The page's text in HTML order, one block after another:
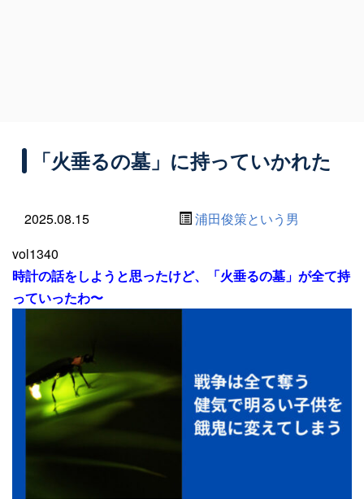
「火垂るの墓」に持っていかれた
2025.08.15
浦田俊策という男
vol1340
時計の話をしようと思ったけど、「火垂るの墓」が全て持
っていったわ〜